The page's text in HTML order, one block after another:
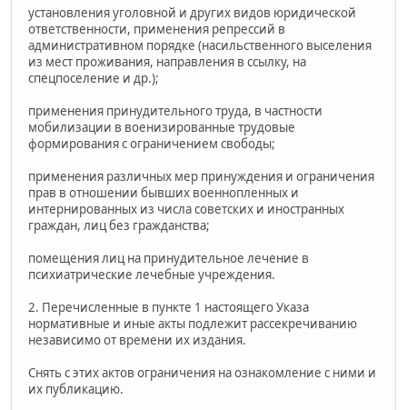
установления уголовной и других видов юридической
ответственности, применения репрессий в
административном порядке (насильственного выселения
из мест проживания, направления в ссылку, на
спецпоселение и др.);
применения принудительного труда, в частности
мобилизации в военизированные трудовые
формирования с ограничением свободы;
применения различных мер принуждения и ограничения
прав в отношении бывших военнопленных и
интернированных из числа советских и иностранных
граждан, лиц без гражданства;
помещения лиц на принудительное лечение в
психиатрические лечебные учреждения.
2. Перечисленные в пункте 1 настоящего Указа
нормативные и иные акты подлежит рассекречиванию
независимо от времени их издания.
Снять с этих актов ограничения на ознакомление с ними и
их публикацию.